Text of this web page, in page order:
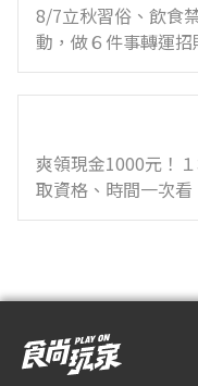
8/7立秋習俗、飲食
動，做６件事轉運招
爽領現金1000元！
取資格、時間一次看